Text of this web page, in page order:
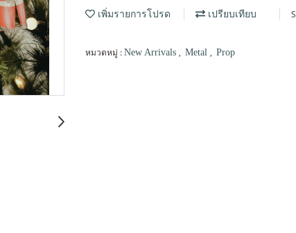
เพิ่มรายการโปรด เปรียบเทียบ
หมวดหมู่ : New Arrivals , Metal , Prop